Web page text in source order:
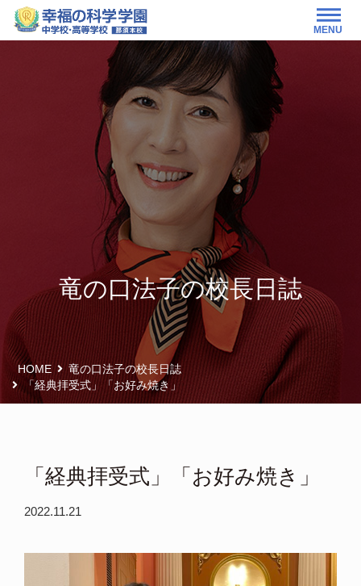
MENU
竜の口法子の校長日誌
HOME
竜の口法子の校長日誌
「経典拝受式」「お好み焼き」
「経典拝受式」「お好み焼き」
2022.11.21